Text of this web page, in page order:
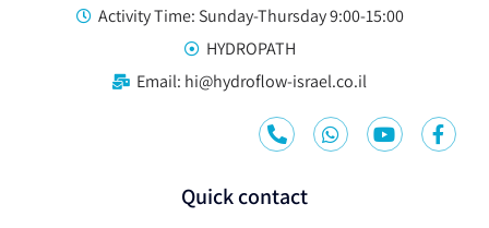
Activity Time: Sunday-Thursday 9:00-15:00
HYDROPATH
Email: hi@hydroflow-israel.co.il
Quick contact